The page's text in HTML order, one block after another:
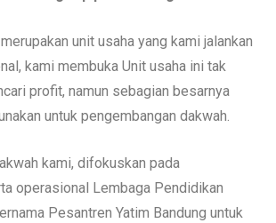
merupakan unit usaha yang kami jalankan
kami membuka Unit usaha ini tak
profit, namun sebagian besarnya
untuk pengembangan dakwah.
kami, difokuskan pada
operasional Lembaga Pendidikan
Pesantren Yatim Bandung untuk